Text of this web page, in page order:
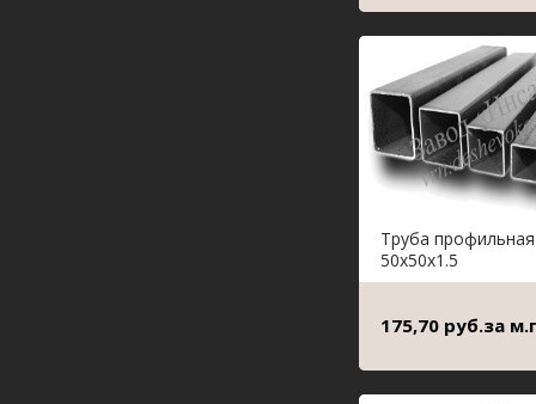
Труба профильная
50х50х1.5
175,70 руб.за